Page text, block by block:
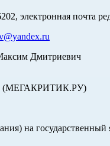
электронная почта
Дмитриевич
(МЕГАКРИТИК.РУ)
на